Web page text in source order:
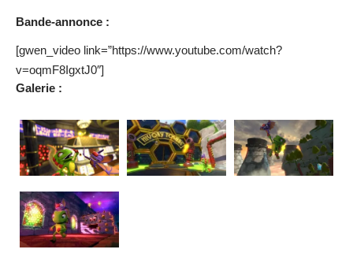
Bande-annonce :
[gwen_video link=”https://www.youtube.com/watch?
v=oqmF8IgxtJ0″]
Galerie :